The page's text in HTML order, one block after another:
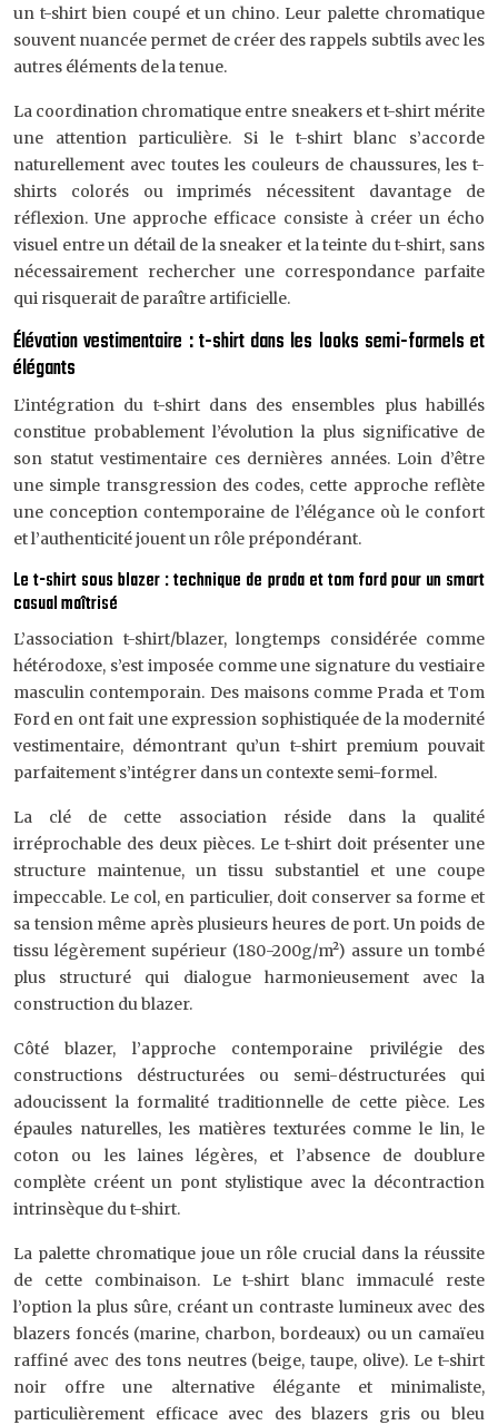
un t-shirt bien coupé et un chino. Leur palette chromatique
souvent nuancée permet de créer des rappels subtils avec les
autres éléments de la tenue.
La coordination chromatique entre sneakers et t-shirt mérite
une attention particulière. Si le t-shirt blanc s’accorde
naturellement avec toutes les couleurs de chaussures, les t-
shirts colorés ou imprimés nécessitent davantage de
réflexion. Une approche efficace consiste à créer un écho
visuel entre un détail de la sneaker et la teinte du t-shirt, sans
nécessairement rechercher une correspondance parfaite
qui risquerait de paraître artificielle.
Élévation vestimentaire : t-shirt dans les looks semi-formels et
élégants
L’intégration du t-shirt dans des ensembles plus habillés
constitue probablement l’évolution la plus significative de
son statut vestimentaire ces dernières années. Loin d’être
une simple transgression des codes, cette approche reflète
une conception contemporaine de l’élégance où le confort
et l’authenticité jouent un rôle prépondérant.
Le t-shirt sous blazer : technique de prada et tom ford pour un smart
casual maîtrisé
L’association t-shirt/blazer, longtemps considérée comme
hétérodoxe, s’est imposée comme une signature du vestiaire
masculin contemporain. Des maisons comme Prada et Tom
Ford en ont fait une expression sophistiquée de la modernité
vestimentaire, démontrant qu’un t-shirt premium pouvait
parfaitement s’intégrer dans un contexte semi-formel.
La clé de cette association réside dans la qualité
irréprochable des deux pièces. Le t-shirt doit présenter une
structure maintenue, un tissu substantiel et une coupe
impeccable. Le col, en particulier, doit conserver sa forme et
sa tension même après plusieurs heures de port. Un poids de
tissu légèrement supérieur (180-200g/m²) assure un tombé
plus structuré qui dialogue harmonieusement avec la
construction du blazer.
Côté blazer, l’approche contemporaine privilégie des
constructions déstructurées ou semi-déstructurées qui
adoucissent la formalité traditionnelle de cette pièce. Les
épaules naturelles, les matières texturées comme le lin, le
coton ou les laines légères, et l’absence de doublure
complète créent un pont stylistique avec la décontraction
intrinsèque du t-shirt.
La palette chromatique joue un rôle crucial dans la réussite
de cette combinaison. Le t-shirt blanc immaculé reste
l’option la plus sûre, créant un contraste lumineux avec des
blazers foncés (marine, charbon, bordeaux) ou un camaïeu
raffiné avec des tons neutres (beige, taupe, olive). Le t-shirt
noir offre une alternative élégante et minimaliste,
particulièrement efficace avec des blazers gris ou bleu